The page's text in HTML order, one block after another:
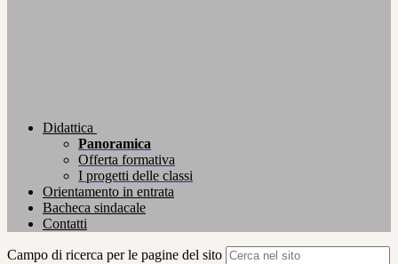
Didattica
Panoramica
Offerta formativa
I progetti delle classi
Orientamento in entrata
Bacheca sindacale
Contatti
Campo di ricerca per le pagine del sito